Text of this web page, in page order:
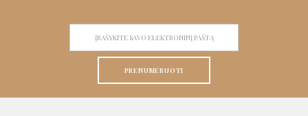
PRENUMERUOTI